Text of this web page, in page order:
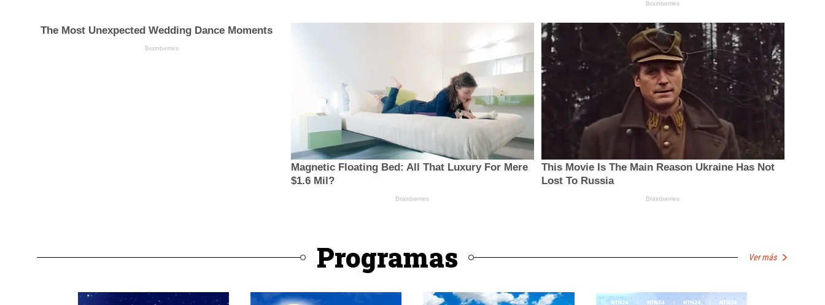
Programas Ver más